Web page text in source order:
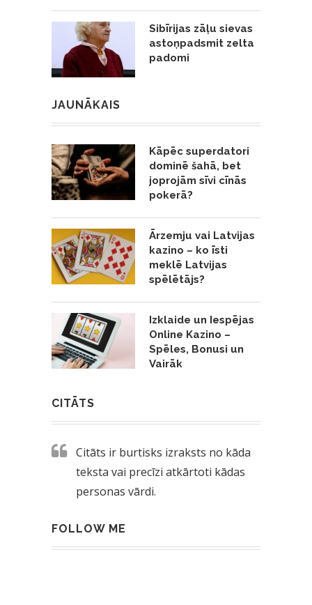
Sibīrijas zāļu sievas
astoņpadsmit zelta
padomi
JAUNĀKAIS
Kāpēc superdatori
dominē šahā, bet
joprojām sīvi cīnās
pokerā?
Ārzemju vai Latvijas
kazino – ko īsti
meklē Latvijas
spēlētājs?
Izklaide un Iespējas
Online Kazino –
Spēles, Bonusi un
Vairāk
CITĀTS
Citāts ir burtisks izraksts no kāda
teksta vai precīzi atkārtoti kādas
personas vārdi.
FOLLOW ME